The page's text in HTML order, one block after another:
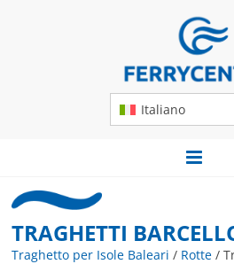
Italiano
TRAGHETTI
Traghetto per Isole Baleari / Rotte /